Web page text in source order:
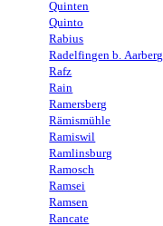
Quinten
Quinto
Rabius
Radelfingen b. Aarberg
Rafz
Rain
Ramersberg
Rämismühle
Ramiswil
Ramlinsburg
Ramosch
Ramsei
Ramsen
Rancate